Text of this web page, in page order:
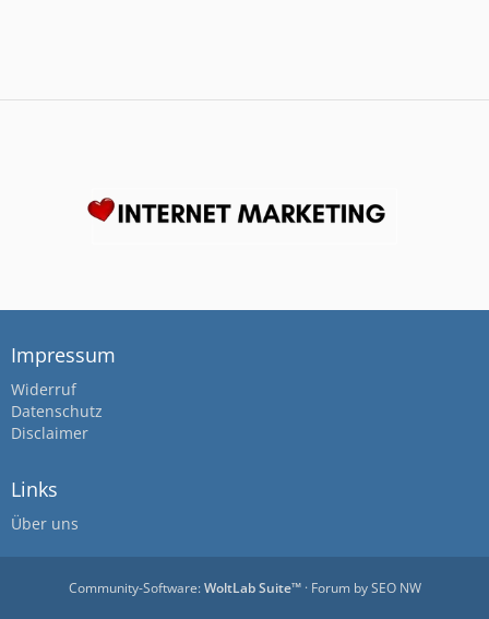
Impressum
Widerruf
Datenschutz
Disclaimer
Links
Über uns
Community-Software:WoltLab Suite™· Forum bySEO NW